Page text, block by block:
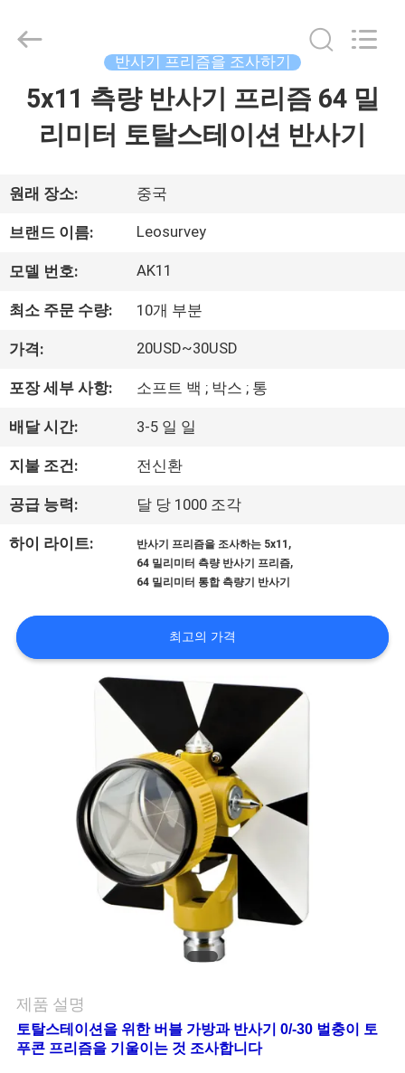
품
우
리
여
공
장
행
요
인
2021
Survey
Instrument
반사기 프리즘을 조사하기
5x11 측량 반사기 프리즘 64 밀
리미터 토탈스테이션 반사기
원래 장소: 중국
브랜드 이름: Leosurvey
모델 번호: AK11
최소 주문 수량: 10개 부분
가격: 20USD~30USD
포장 세부 사항: 소프트 백 ; 박스 ; 통
배달 시간: 3-5 일 일
지불 조건: 전신환
공급 능력: 달 당 1000 조각
하이 라이트: 반사기 프리즘을 조사하는 5x11 ,
64 밀리미터 측량 반사기 프리즘,
64 밀리미터 통합 측량기 반사기
최고의 가격
제품 설명
토탈스테이션을 위한 버블 가방과 반사기 0/-30 벌충이 토
푸콘 프리즘을 기울이는 것 조사합니다